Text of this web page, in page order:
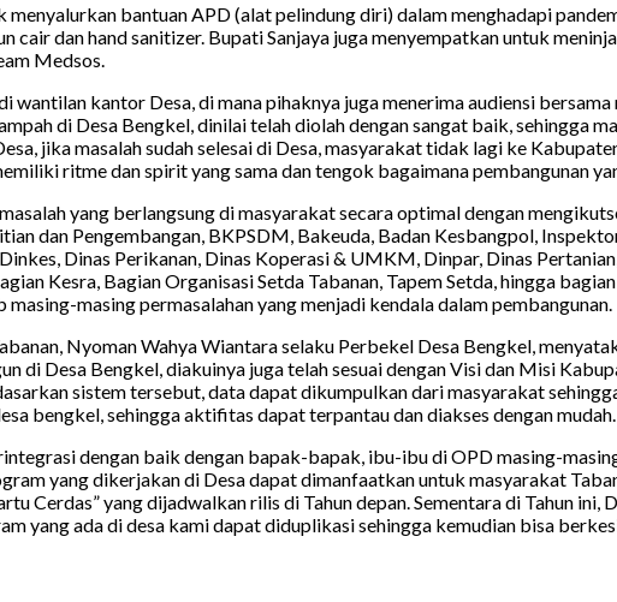
bantuan APD (alat pelindung diri) dalam menghadapi
dan hand sanitizer. Bupati Sanjaya juga menyempatkan untuk
Medsos.
wantilan kantor Desa, di mana pihaknya juga menerima audiensi
di Desa Bengkel, dinilai telah diolah dengan sangat baik, sehingga
jika masalah sudah selesai di Desa, masyarakat tidak lagi ke
ritme dan spirit yang sama dan tengok bagaimana pembangunan
yang berlangsung di masyarakat secara optimal dengan
dan Pengembangan, BKPSDM, Bakeuda, Badan Kesbangpol,
Dinas Perikanan, Dinas Koperasi & UMKM, Dinpar, Dinas
Kesra, Bagian Organisasi Setda Tabanan, Tapem Setda, hingga
masing permasalahan yang menjadi kendala dalam pembangunan.
Nyoman Wahya Wiantara selaku Perbekel Desa Bengkel,
di Desa Bengkel, diakuinya juga telah sesuai dengan Visi dan Misi
sistem tersebut, data dapat dikumpulkan dari masyarakat
bengkel, sehingga aktifitas dapat terpantau dan diakses dengan mudah.
dengan baik dengan bapak-bapak, ibu-ibu di OPD masing-
yang dikerjakan di Desa dapat dimanfaatkan untuk masyarakat
Cerdas” yang dijadwalkan rilis di Tahun depan. Sementara di Tahun
yang ada di desa kami dapat diduplikasi sehingga kemudian bisa